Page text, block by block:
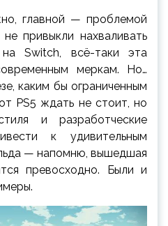
главной — проблемой
привыкли нахваливать
Switch, всё-таки эта
меркам. Но…
каким бы ограниченным
PS5 ждать не стоит, но
и разработческие
к удивительным
— напомню, вышедшая
превосходно. Были и